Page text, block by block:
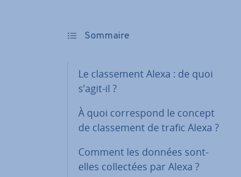
Sommaire
Le clas­se­ment Alexa : de quoi
s’agit-il ?
À quoi cor­res­pond le concept
de clas­se­ment de trafic Alexa ?
Comment les données sont-
elles col­lec­tées par Alexa ?